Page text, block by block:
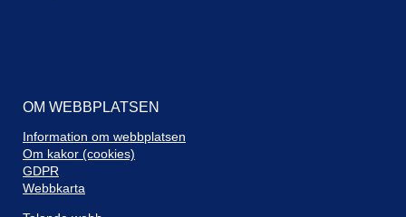
Pär Eriksson (C)
!Paus
!Paus Klar!
Jan-Olof Larsson (S)
OM WEBBPLATSEN
Information om webbplatsen
Om kakor (cookies)
GDPR
Webbkarta